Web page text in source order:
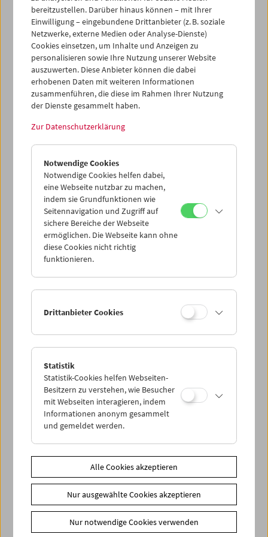
Möglichkeiten von Solidarität in Alltag und Gesellschaft
und vor allem im bewegten Bild nachspüren und in
Kleingruppen eine filmische Übung realisieren.
Die Anmeldung für die Summer School ist ab sofort
möglich.
Maximale Teilnehmer*innenzahl: 25
Teilnahmegebühr: 100,- Euro
anrechenbar.
Share on
News
News Archiv
Newsletter
Fotos unserer Gäste
Gästebuch
bereitzustellen. Darüber hinaus können – mit Ihrer
Einwilligung – eingebundene Drittanbieter (z. B. soziale
Netzwerke, externe Medien oder Analyse-Dienste)
Cookies einsetzen, um Inhalte und Anzeigen zu
personalisieren sowie Ihre Nutzung unserer Website
auszuwerten. Diese Anbieter können die dabei
erhobenen Daten mit weiteren Informationen
zusammenführen, die diese im Rahmen Ihrer Nutzung
der Dienste gesammelt haben.
Zur Datenschutzerklärung
Notwendige Cookies
Notwendige Cookies helfen dabei,
eine Webseite nutzbar zu machen,
indem sie Grundfunktionen wie
Seitennavigation und Zugriff auf
sichere Bereiche der Webseite
ermöglichen. Die Webseite kann ohne
diese Cookies nicht richtig
funktionieren.
Drittanbieter Cookies
Statistik
Statistik-Cookies helfen Webseiten-
Besitzern zu verstehen, wie Besucher
mit Webseiten interagieren, indem
Informationen anonym gesammelt
und gemeldet werden.
Alle Cookies akzeptieren
Nur ausgewählte Cookies akzeptieren
Nur notwendige Cookies verwenden